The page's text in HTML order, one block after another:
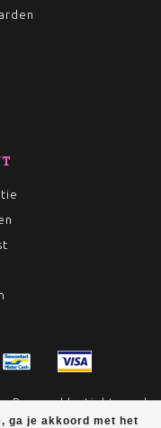
ga je akkoord met het
- Powered byLightspeed